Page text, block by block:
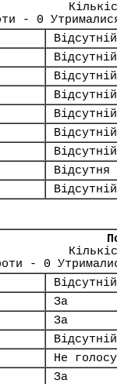
- 0
Відсутній
Відсутній
Відсутній
Відсутній
Відсутній
Відсутній
Відсутній
Відсутня
Відсутній
- 0
Відсутній
За
За
Відсутній
Не
За